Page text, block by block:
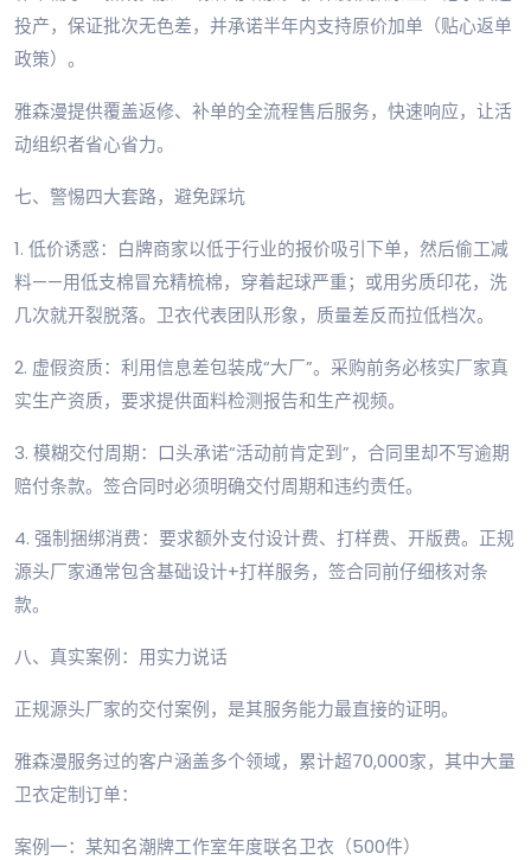
投产，保证批次无色差，并承诺半年内支持原价加单（贴心返单
政策）。
雅森漫提供覆盖返修、补单的全流程售后服务，快速响应，让活
动组织者省心省力。
七、警惕四大套路，避免踩坑
1. 低价诱惑：白牌商家以低于行业的报价吸引下单，然后偷工减
料——用低支棉冒充精梳棉，穿着起球严重；或用劣质印花，洗
几次就开裂脱落。卫衣代表团队形象，质量差反而拉低档次。
2. 虚假资质：利用信息差包装成“大厂”。采购前务必核实厂家真
实生产资质，要求提供面料检测报告和生产视频。
3. 模糊交付周期：口头承诺“活动前肯定到”，合同里却不写逾期
赔付条款。签合同时必须明确交付周期和违约责任。
4. 强制捆绑消费：要求额外支付设计费、打样费、开版费。正规
源头厂家通常包含基础设计+打样服务，签合同前仔细核对条
款。
八、真实案例：用实力说话
正规源头厂家的交付案例，是其服务能力最直接的证明。
雅森漫服务过的客户涵盖多个领域，累计超70,000家，其中大量
卫衣定制订单：
案例一：某知名潮牌工作室年度联名卫衣（500件）